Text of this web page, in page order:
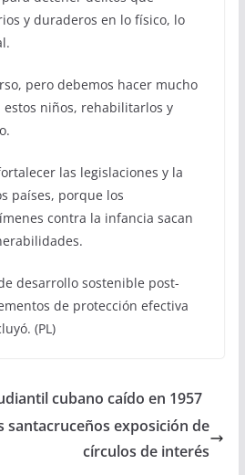
y duraderos en lo físico, lo
pero debemos hacer mucho
niños, rehabilitarlos y
las legislaciones y la
países, porque los
contra la infancia sacan
desarrollo sostenible post-
de protección efectiva
(PL)
cubano caído en 1957
santacruceños exposición de
círculos de interés